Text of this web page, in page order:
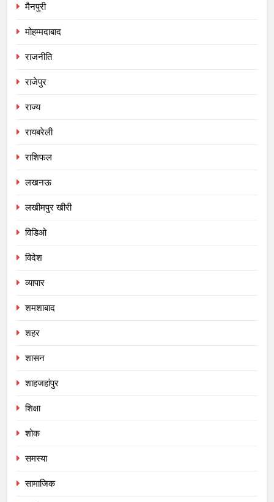
मैनपुरी
मोहम्मदाबाद
राजनीति
राजेपुर
राज्य
रायबरेली
राशिफल
लखनऊ
लखीमपुर खीरी
विडिओ
विदेश
व्यापार
शमशाबाद
शहर
शासन
शाहजहांपुर
शिक्षा
शोक
समस्या
सामाजिक